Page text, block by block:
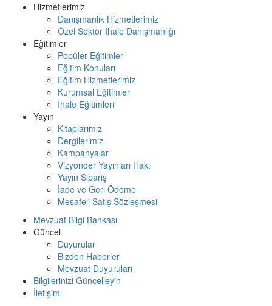
Hizmetlerimiz
Danışmanlık Hizmetlerimiz
Özel Sektör İhale Danışmanlığı
Eğitimler
Popüler Eğitimler
Eğitim Konuları
Eğitim Hizmetlerimiz
Kurumsal Eğitimler
İhale Eğitimleri
Yayın
Kitaplarımız
Dergilerimiz
Kampanyalar
Vizyonder Yayınları Hak.
Yayın Sipariş
İade ve Geri Ödeme
Mesafeli Satış Sözleşmesi
Mevzuat Bilgi Bankası
Güncel
Duyurular
Bizden Haberler
Mevzuat Duyuruları
Bilgilerinizi Güncelleyin
İletişim